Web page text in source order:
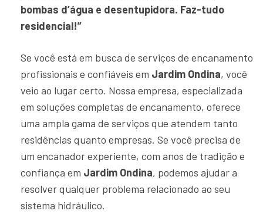
bombas d’água e desentupidora. Faz-tudo
residencial!”
Se você está em busca de serviços de encanamento
profissionais e confiáveis em Jardim Ondina, você
veio ao lugar certo. Nossa empresa, especializada
em soluções completas de encanamento, oferece
uma ampla gama de serviços que atendem tanto
residências quanto empresas. Se você precisa de
um encanador experiente, com anos de tradição e
confiança em Jardim Ondina, podemos ajudar a
resolver qualquer problema relacionado ao seu
sistema hidráulico.